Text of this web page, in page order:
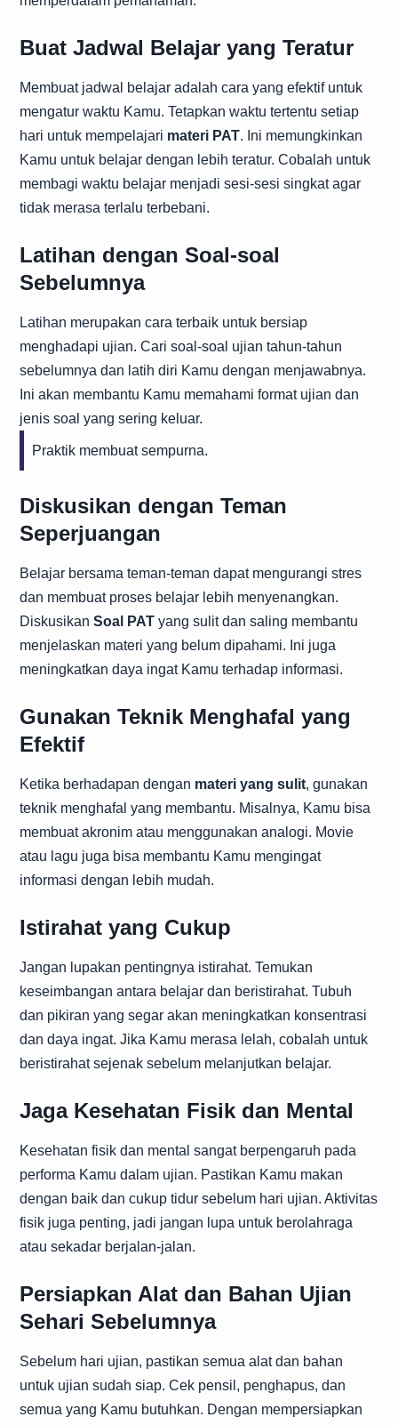
Buat Jadwal Belajar yang Teratur
Membuat jadwal belajar adalah cara yang efektif untuk
mengatur waktu Kamu. Tetapkan waktu tertentu setiap
hari untuk mempelajari materi PAT. Ini memungkinkan
Kamu untuk belajar dengan lebih teratur. Cobalah untuk
membagi waktu belajar menjadi sesi-sesi singkat agar
tidak merasa terlalu terbebani.
Latihan dengan Soal-soal
Sebelumnya
Latihan merupakan cara terbaik untuk bersiap
menghadapi ujian. Cari soal-soal ujian tahun-tahun
sebelumnya dan latih diri Kamu dengan menjawabnya.
Ini akan membantu Kamu memahami format ujian dan
jenis soal yang sering keluar.
Praktik membuat sempurna.
Diskusikan dengan Teman
Seperjuangan
Belajar bersama teman-teman dapat mengurangi stres
dan membuat proses belajar lebih menyenangkan.
Diskusikan Soal PAT yang sulit dan saling membantu
menjelaskan materi yang belum dipahami. Ini juga
meningkatkan daya ingat Kamu terhadap informasi.
Gunakan Teknik Menghafal yang
Efektif
Ketika berhadapan dengan materi yang sulit, gunakan
teknik menghafal yang membantu. Misalnya, Kamu bisa
membuat akronim atau menggunakan analogi. Movie
atau lagu juga bisa membantu Kamu mengingat
informasi dengan lebih mudah.
Istirahat yang Cukup
Jangan lupakan pentingnya istirahat. Temukan
keseimbangan antara belajar dan beristirahat. Tubuh
dan pikiran yang segar akan meningkatkan konsentrasi
dan daya ingat. Jika Kamu merasa lelah, cobalah untuk
beristirahat sejenak sebelum melanjutkan belajar.
Jaga Kesehatan Fisik dan Mental
Kesehatan fisik dan mental sangat berpengaruh pada
performa Kamu dalam ujian. Pastikan Kamu makan
dengan baik dan cukup tidur sebelum hari ujian. Aktivitas
fisik juga penting, jadi jangan lupa untuk berolahraga
atau sekadar berjalan-jalan.
Persiapkan Alat dan Bahan Ujian
Sehari Sebelumnya
Sebelum hari ujian, pastikan semua alat dan bahan
untuk ujian sudah siap. Cek pensil, penghapus, dan
semua yang Kamu butuhkan. Dengan mempersiapkan